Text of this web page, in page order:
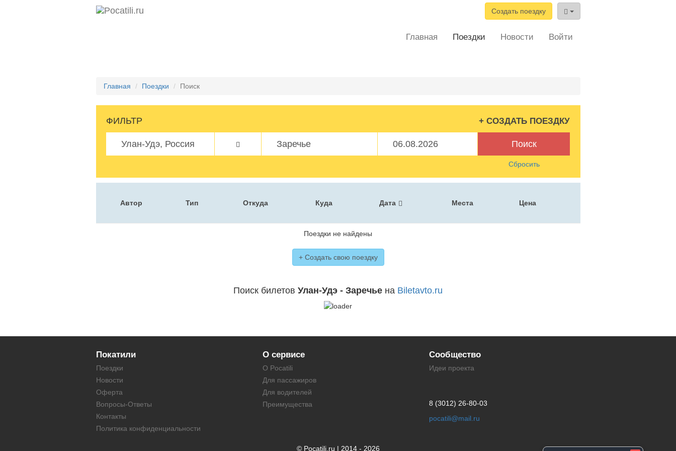
Создать поездку
Главная Поездки Новости Войти
Главная Поездки Поиск
ФИЛЬТР + СОЗДАТЬ ПОЕЗДКУ
Поиск
Сбросить
Автор Тип Откуда Куда Дата Места Цена
Поездки не найдены
+ Создать свою поездку
Поиск билетов Улан-Удэ - Заречье на Biletavto.ru
Покатили
Поездки
Новости
Оферта
Вопросы-Ответы
Контакты
Политика конфиденциальности
О сервисе
О Pocatili
Для пассажиров
Для водителей
Преимущества
Сообщество
Идеи проекта
8 (3012) 26-80-03
pocatili@mail.ru
© Pocatili.ru | 2014 - 2026